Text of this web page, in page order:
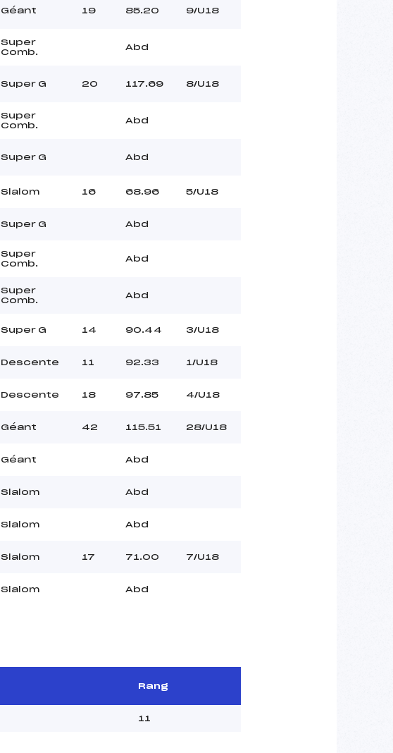
Géant 19 85.20 9/U18
Super
Comb.
Abd
Super G 20 117.69 8/U18
Super
Comb.
Abd
Super G Abd
Slalom 16 68.96 5/U18
Super G Abd
Super
Comb.
Abd
Super
Comb.
Abd
Super G 14 90.44 3/U18
Descente 11 92.33 1/U18
Descente 18 97.85 4/U18
Géant 42 115.51 28/U18
Géant Abd
Slalom Abd
Slalom Abd
Slalom 17 71.00 7/U18
Slalom Abd
Rang
11